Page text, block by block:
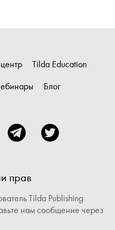
Tilda Education
Блог
прав
Tilda Publishing
нам сообщение через